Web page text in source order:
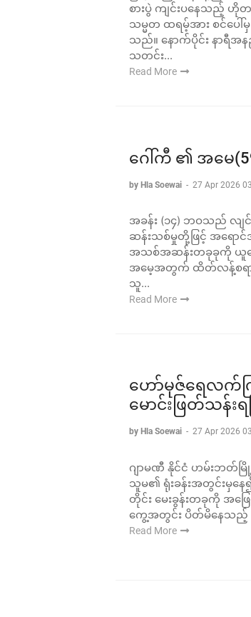
စားပွဲ ကျင်းပနေသည့် ဟို
သမ္မတ ထရမ့်အား စင်ပေ
သည်။ နောက်ပိုင်း နာရီ
သတင်း...
Read More
ဂေါ်ကီ ၏ အမေ
by Hla Soewai - 27 Apr 2026
အခန်း (၁၄) ဘဝသည် လျင်
ဆန်းသစ်မှုတို့ဖြင့် အရော
အသစ်အဆန်းတခုခုကို ယူဆ
အမေ့အတွက် ထိတ်လန့်စရာ မ
သူ...
Read More
ဟော်မုဇ်ရေလက်က
မောင်းဖြတ်သန်း
by Hla Soewai - 27 Apr 2026
ဂျာမဏီ နိုင်ငံ ဟမ်းဘတ်မ
သူမ၏ ရုံးခန်းအတွင်းမှန
တိုင်း မေးခွန်းတခုကို အဖြ
ကွေ့အတွင်း ပိတ်မိနေသည့်
Read More